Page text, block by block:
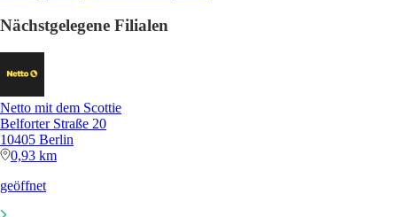
Nächstgelegene Filialen
Netto mit dem Scottie
Belforter Straße 20
10405 Berlin
0,93 km
geöffnet